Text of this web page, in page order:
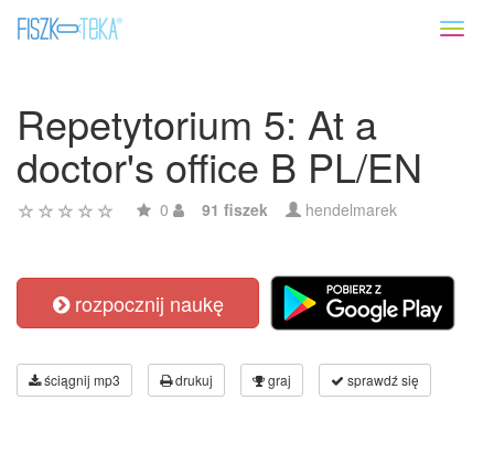
Repetytorium 5: At a
doctor's office B PL/EN
0 91 fiszek hendelmarek
rozpocznij naukę
ściągnij mp3 drukuj graj sprawdź się